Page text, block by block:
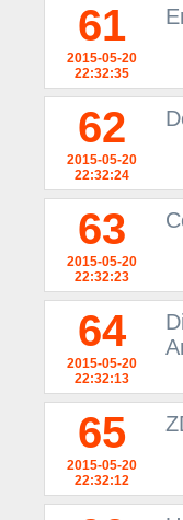
61
2015-05-20
22:32:35
62
2015-05-20
22:32:24
63
2015-05-20
22:32:23
64
2015-05-20
22:32:13
65
2015-05-20
22:32:12